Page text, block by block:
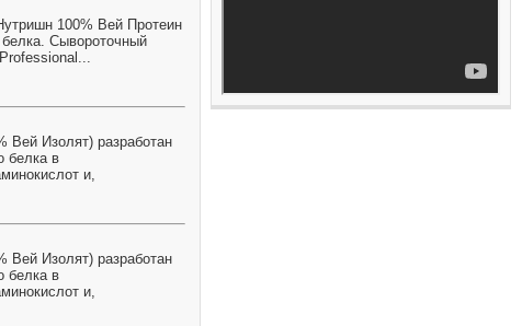
100% Вей Протеин
белка. Сывороточный
Вей Изолят) разработан
белка в
и,
Вей Изолят) разработан
белка в
и,